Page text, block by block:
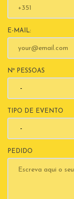
E-MAIL:
Nº PESSOAS
TIPO DE EVENTO
PEDIDO